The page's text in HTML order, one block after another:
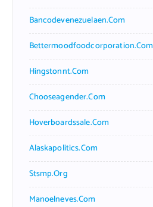
Bancodevenezuelaen.com
Bettermoodfoodcorporation.com
Hingstonnt.com
Chooseagender.com
Hoverboardssale.com
Alaskapolitics.com
Stsmp.org
Manoelneves.com